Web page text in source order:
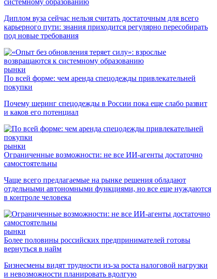
системному образованию
Диплом вуза сейчас нельзя считать достаточным для всего
карьерного пути: знания приходится регулярно пересобирать
под новые требования
рынки
По всей форме: чем аренда спецодежды привлекательней
покупки
Почему шеринг спецодежды в России пока еще слабо развит
и каков его потенциал
рынки
Ограниченные возможности: не все ИИ-агенты достаточно
самостоятельны
Чаще всего предлагаемые на рынке решения обладают
отдельными автономными функциями, но все еще нуждаются
в контроле человека
рынки
Более половины российских предпринимателей готовы
вернуться в найм
Бизнесмены видят трудности из-за роста налоговой нагрузки
и невозможности планировать вдолгую